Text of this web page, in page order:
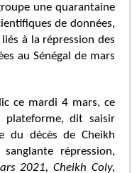
une quarantaine
de données,
à la répression des
au Sénégal de mars
ce mardi 4 mars, ce
dit saisir
du décès de Cheikh
répression,
2021, Cheikh Coly,